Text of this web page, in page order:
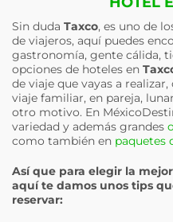
Sin duda Taxco, es uno de
de viajeros, aquí puedes
gastronomía, gente cálida,
opciones de hoteles en
de viaje que vayas a
viaje familiar, en pareja,
otro motivo. En
variedad y además grandes
como también en paquetes
Así que para elegir la
aquí te damos unos tips
reservar: